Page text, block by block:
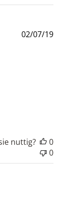
02/07/19
nuttig?
0
0